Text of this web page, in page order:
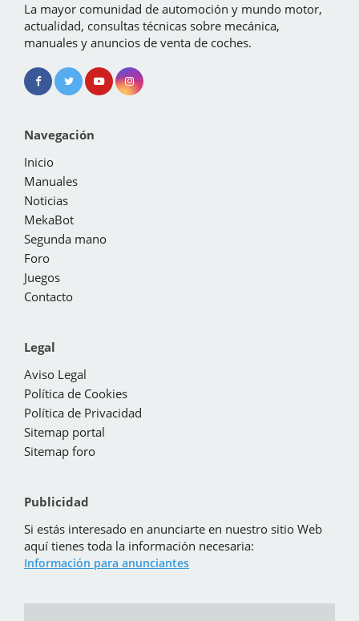
La mayor comunidad de automoción y mundo motor,
actualidad, consultas técnicas sobre mecánica,
manuales y anuncios de venta de coches.
Navegación
Inicio
Manuales
Noticias
MekaBot
Segunda mano
Foro
Juegos
Contacto
Legal
Aviso Legal
Política de Cookies
Política de Privacidad
Sitemap portal
Sitemap foro
Publicidad
Si estás interesado en anunciarte en nuestro sitio Web
aquí tienes toda la información necesaria:
Información para anunciantes